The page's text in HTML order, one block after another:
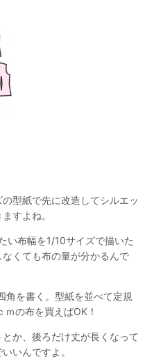
型紙で先に改造してシルエッ
すよね。
い布幅を1/10サイズで描いた
くても布の量が分かるんで
角を書く。型紙を並べて定規
の布を買えばOK！
か、後ろだけ丈が長くなって
いんですよ。